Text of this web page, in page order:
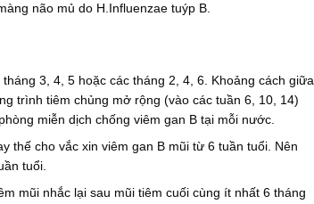
não mủ do H.Influenzae tuýp B.
3, 4, 5 hoặc các tháng 2, 4, 6. Khoảng cách giữa
trình tiêm chủng mở rộng (vào các tuần 6, 10, 14)
miễn dịch chống viêm gan B tại mỗi nước.
thế cho vắc xin viêm gan B mũi từ 6 tuần tuổi. Nên
tuổi.
mũi nhắc lại sau mũi tiêm cuối cùng ít nhất 6 tháng